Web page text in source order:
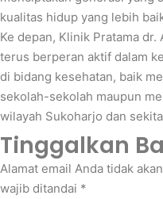
kualitas hidup yang lebih
Ke depan, Klinik Pratama
terus berperan aktif dalam
di bidang kesehatan, baik
sekolah-sekolah maupun
wilayah Sukoharjo dan
Tinggalkan
Alamat email Anda tidak
wajib ditandai *